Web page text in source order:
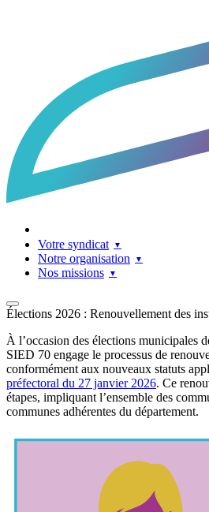
Votre syndicat
Notre organisation
Nos missions
Élections 2026 : Renouvellement des
À l’occasion des élections municipales
SIED 70 engage le processus de
conformément aux nouveaux statuts
préfectoral du 27 janvier 2026. Ce
étapes, impliquant l’ensemble des
communes adhérentes du département.